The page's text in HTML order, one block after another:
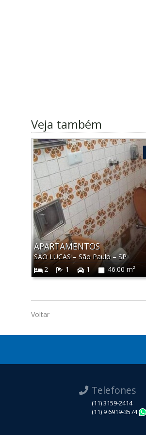
Veja também
APARTAMENTOS
SÃO LUCAS– São Paulo –SP
2
1 1 46.00 m²
Voltar
Telefones
(11) 3159-2414
(11) 9 6919-3574